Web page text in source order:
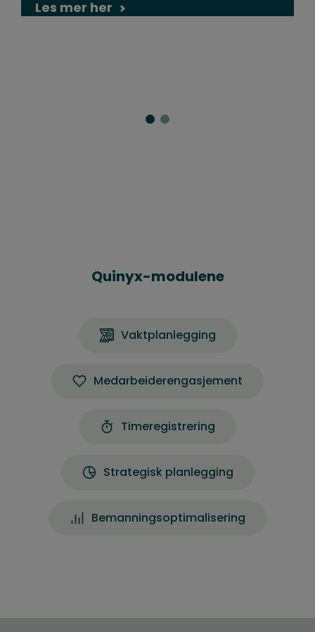
Les mer her
Quinyx-modulene
Vaktplanlegging
Medarbeiderengasjement
Timeregistrering
Strategisk planlegging
Bemanningsoptimalisering